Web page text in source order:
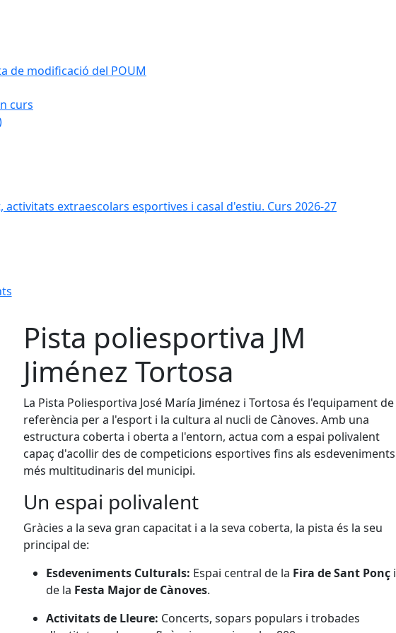
de modificació del POUM
curs
extraescolars esportives i casal d'estiu. Curs 2026-27
Pista poliesportiva JM
Jiménez Tortosa
La Pista Poliesportiva José María Jiménez i Tortosa és l'equipament de
referència per a l'esport i la cultura al nucli de Cànoves. Amb una
estructura coberta i oberta a l'entorn, actua com a espai polivalent
capaç d'acollir des de competicions esportives fins als esdeveniments
més multitudinaris del municipi.
Un espai polivalent
Gràcies a la seva gran capacitat i a la seva coberta, la pista és la seu
principal de:
Esdeveniments Culturals: Espai central de la Fira de Sant Ponç i
de la Festa Major de Cànoves.
Activitats de Lleure: Concerts, sopars populars i trobades